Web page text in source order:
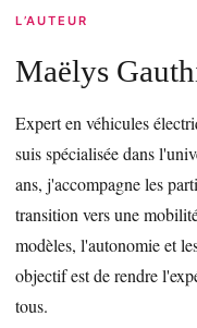
L’AUTEUR
Maëlys
Expert en véhicules
suis spécialisée dans
ans, j'accompagne les
transition vers une
modèles, l'autonomie et
objectif est de rendre
tous.